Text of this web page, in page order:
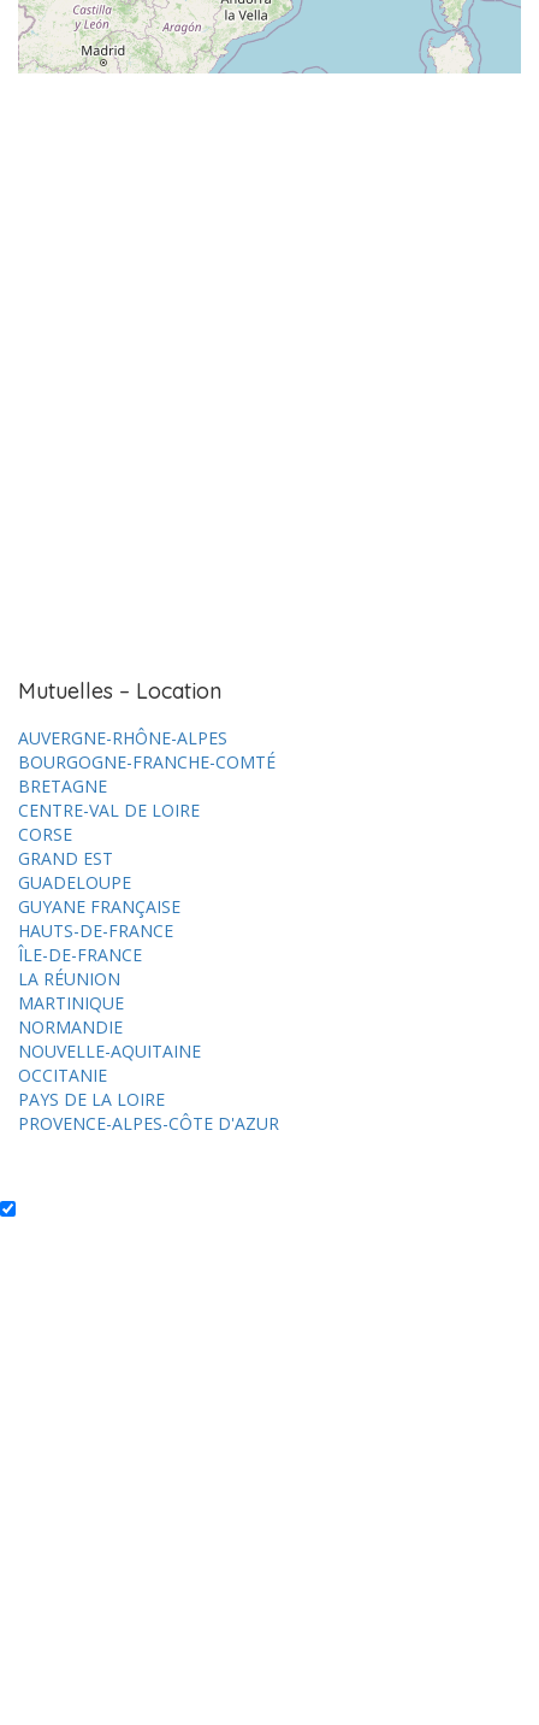
Mutuelles – Location
AUVERGNE-RHÔNE-ALPES
BOURGOGNE-FRANCHE-COMTÉ
BRETAGNE
CENTRE-VAL DE LOIRE
CORSE
GRAND EST
GUADELOUPE
GUYANE FRANÇAISE
HAUTS-DE-FRANCE
ÎLE-DE-FRANCE
LA RÉUNION
MARTINIQUE
NORMANDIE
NOUVELLE-AQUITAINE
OCCITANIE
PAYS DE LA LOIRE
PROVENCE-ALPES-CÔTE D'AZUR